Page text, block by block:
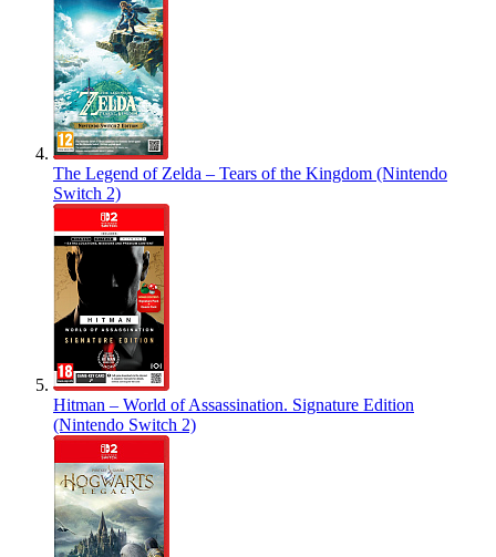
The Legend of Zelda – Tears of the Kingdom (Nintendo
Switch 2)
Hitman – World of Assassination. Signature Edition
(Nintendo Switch 2)